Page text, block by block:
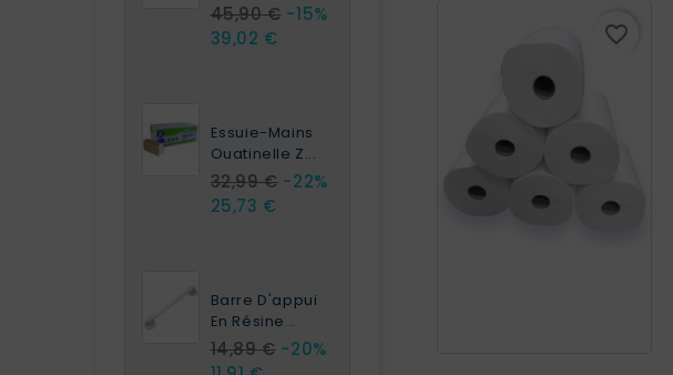
45,90 € -15%
39,02 €
Essuie-Mains
Ouatinelle Z...
32,99 € -22%
25,73 €
Barre D'appui
En Résine...
14,89 € -20%
favorite_border